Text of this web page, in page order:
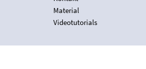
Material
Videotutorials